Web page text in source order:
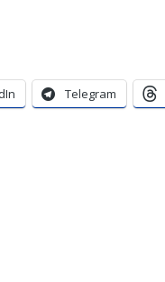
Telegram